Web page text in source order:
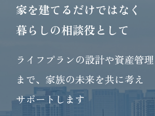
家を建てるだけではなく
暮らしの相談役として
ライフプランの設計や資産管理
まで、家族の未来を共に考え
サポートします